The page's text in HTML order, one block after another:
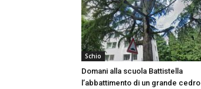
Schio
Domani alla scuola Battistella
l’abbattimento di un grande cedro